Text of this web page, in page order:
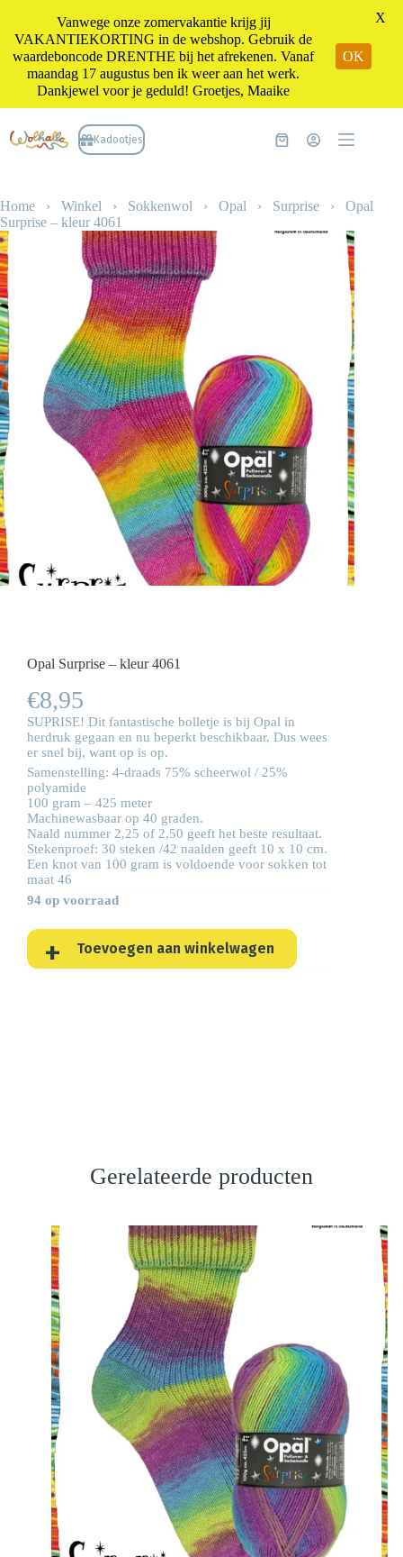
naar
de
Kadootjes Winkelwagen
Home › Winkel › Sokkenwol › Opal › Surprise › Opal
Surprise – kleur 4061
Opal Surprise – kleur 4061
€8,95
SUPRISE! Dit fantastische bolletje is bij Opal in
herdruk gegaan en nu beperkt beschikbaar. Dus wees
er snel bij, want op is op.
Samenstelling: 4-draads 75% scheerwol / 25%
polyamide
100 gram – 425 meter
Machinewasbaar op 40 graden.
Naald nummer 2,25 of 2,50 geeft het beste resultaat.
Stekenproef: 30 steken /42 naalden geeft 10 x 10 cm.
Een knot van 100 gram is voldoende voor sokken tot
maat 46
94 op voorraad
Toevoegen aan winkelwagen
Gerelateerde producten
Vanwege onze zomervakantie krijg jij
VAKANTIEKORTING in de webshop. Gebruik de
waardeboncode DRENTHE bij het afrekenen. Vanaf
maandag 17 augustus ben ik weer aan het werk.
Dankjewel voor je geduld! Groetjes, Maaike
OK
X